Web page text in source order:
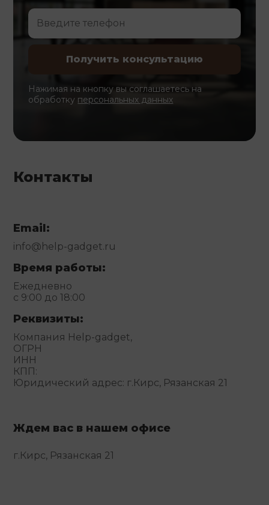
Нажимая на кнопку вы соглашаетесь на
обработку персональных данных
Контакты
Email:
info@help-gadget.ru
Время работы:
Ежедневно
с 9:00 до 18:00
Реквизиты:
Компания Help-gadget,
ОГРН
ИНН
КПП:
Юридический адрес: г.Кирс, Рязанская 21
Ждем вас в нашем офисе
г.Кирс, Рязанская 21